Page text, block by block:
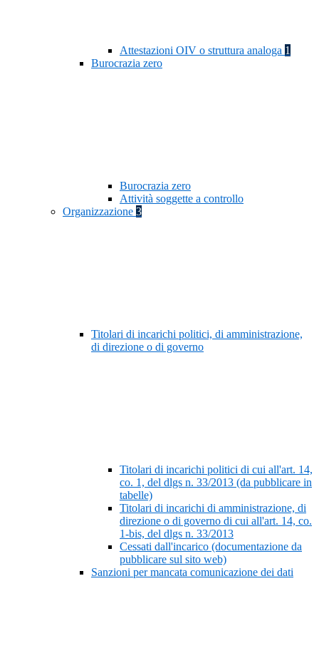
Attestazioni OIV o struttura analoga 1
Burocrazia zero
Burocrazia zero
Attività soggette a controllo
Organizzazione 3
Titolari di incarichi politici, di amministrazione,
di direzione o di governo
Titolari di incarichi politici di cui all'art. 14,
co. 1, del dlgs n. 33/2013 (da pubblicare in
tabelle)
Titolari di incarichi di amministrazione, di
direzione o di governo di cui all'art. 14, co.
1-bis, del dlgs n. 33/2013
Cessati dall'incarico (documentazione da
pubblicare sul sito web)
Sanzioni per mancata comunicazione dei dati